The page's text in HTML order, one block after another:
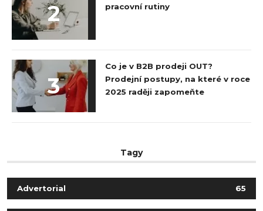
2
pracovní rutiny
3
Co je v B2B prodeji OUT?
Prodejní postupy, na které v roce
2025 raději zapomeňte
Tagy
Advertorial 65